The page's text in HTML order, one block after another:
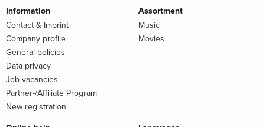
Information
Contact & Imprint
Company profile
General policies
Data privacy
Job vacancies
Partner-/Affiliate Program
New registration
Assortment
Music
Movies